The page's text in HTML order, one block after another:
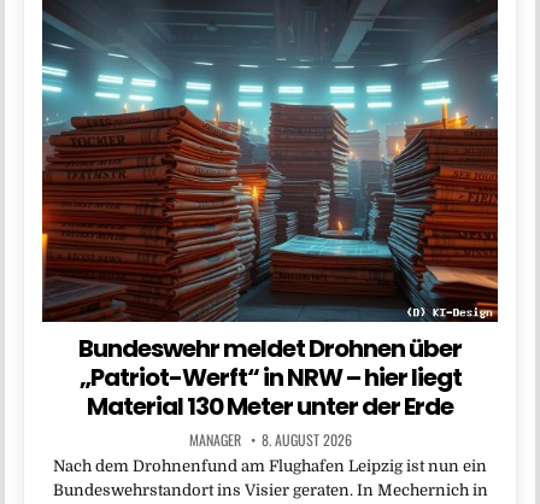
Bundeswehr meldet Drohnen über
„Patriot-Werft“ in NRW – hier liegt
Material 130 Meter unter der Erde
MANAGER 8. AUGUST 2026
Nach dem Drohnenfund am Flughafen Leipzig ist nun ein
Bundeswehrstandort ins Visier geraten. In Mechernich in